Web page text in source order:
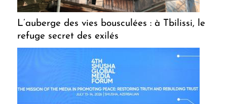
L’auberge des vies bousculées : à Tbilissi, le
refuge secret des exilés